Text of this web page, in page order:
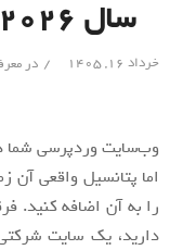
سال ۲۰۲۶ برای رشد وبسایت
خرداد ۱۶, ۱۴۰۵ / در
وب‌سایت وردپرسی شما
اما پتانسیل واقعی آن
را به آن اضافه کنید.